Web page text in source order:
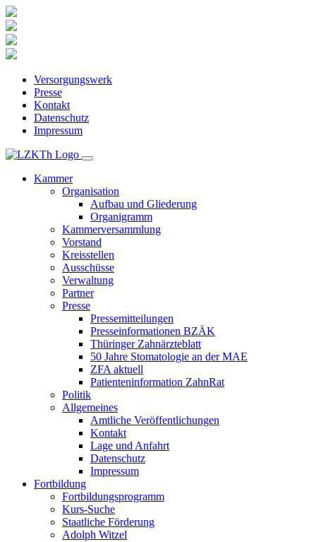
Versorgungswerk
Presse
Kontakt
Datenschutz
Impressum
Kammer
Organisation
Aufbau und Gliederung
Organigramm
Kammerversammlung
Vorstand
Kreisstellen
Ausschüsse
Verwaltung
Partner
Presse
Pressemitteilungen
Presseinformationen BZÄK
Thüringer Zahnärzteblatt
50 Jahre Stomatologie an der MAE
ZFA aktuell
Patienteninformation ZahnRat
Politik
Allgemeines
Amtliche Veröffentlichungen
Kontakt
Lage und Anfahrt
Datenschutz
Impressum
Fortbildung
Fortbildungsprogramm
Kurs-Suche
Staatliche Förderung
Adolph Witzel